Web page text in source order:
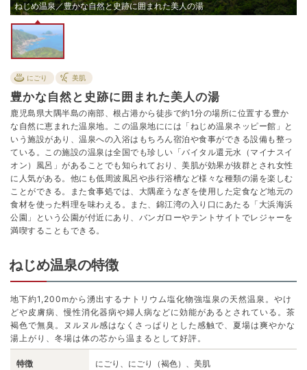
ねじめ温泉／豊かな自然と史跡に囲まれた美人の湯
にごり 美肌
豊かな自然と史跡に囲まれた美人の湯
鹿児島県大隅半島の南部、根占港から徒歩で約1分の場所に位置する豊か
な自然に恵まれた温泉地。この温泉地にには「ねじめ温泉ネッピー館」と
いう施設があり、温泉への入浴はもちろん宿泊や食事ができる設備も整っ
ている。この施設の温泉は全国でも珍しい「バイタル還元水（マイナスイ
オン）風呂」があることでも知られており、美肌が効果が抜群とされ女性
に人気がある。他にも低周波風呂や歩行浴槽など様々な種類の湯を楽しむ
ことができる。また食事処では、大隅産うなぎを使用した定食など地元の
食材を使った料理を味わえる。また、錦江湾の入り口にあたる「大浜海浜
公園」という公園が付近にあり、バンガローやテントサイトでレジャーを
満喫することもできる。
ねじめ温泉の特徴
地下約1,200mから湧出するナトリウム塩化物強塩泉の天然温泉。やけ
どや皮膚病、慢性消化器病や婦人病などに効能があるとされている。茶
褐色で無臭。ヌルヌル感はなくさっぱりとした感触で、夏場は爽やかな
湯上がり、冬場は体の芯から温まるとして好評。
特徴 にごり、にごり（褐色）、美肌